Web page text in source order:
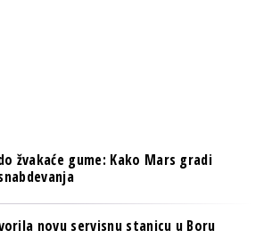
žvakaće gume: Kako Mars gradi
novu servisnu stanicu u Boru